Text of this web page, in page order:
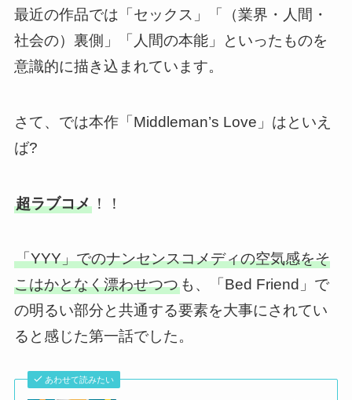
最近の作品では「セックス」「（業界・人間・
社会の）裏側」「人間の本能」といったものを
意識的に描き込まれています。
さて、では本作「Middleman’s Love」はといえ
ば?
超ラブコメ！！
「YYY」でのナンセンスコメディの空気感をそ
こはかとなく漂わせつつも、「Bed Friend」で
の明るい部分と共通する要素を大事にされてい
ると感じた第一話でした。
あわせて読みたい